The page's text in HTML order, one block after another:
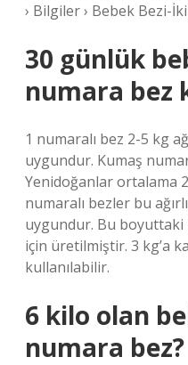
› Bilgiler › Bebek Bezi-
30 günlük
numara bez
1 numaralı bez 2-5 kg
uygundur. Kumaş
Yenidoğanlar ortalama 2
numaralı bezler bu
uygundur. Bu
için üretilmiştir. 3 kg’a
kullanılabilir.
6 kilo olan
numara bez?